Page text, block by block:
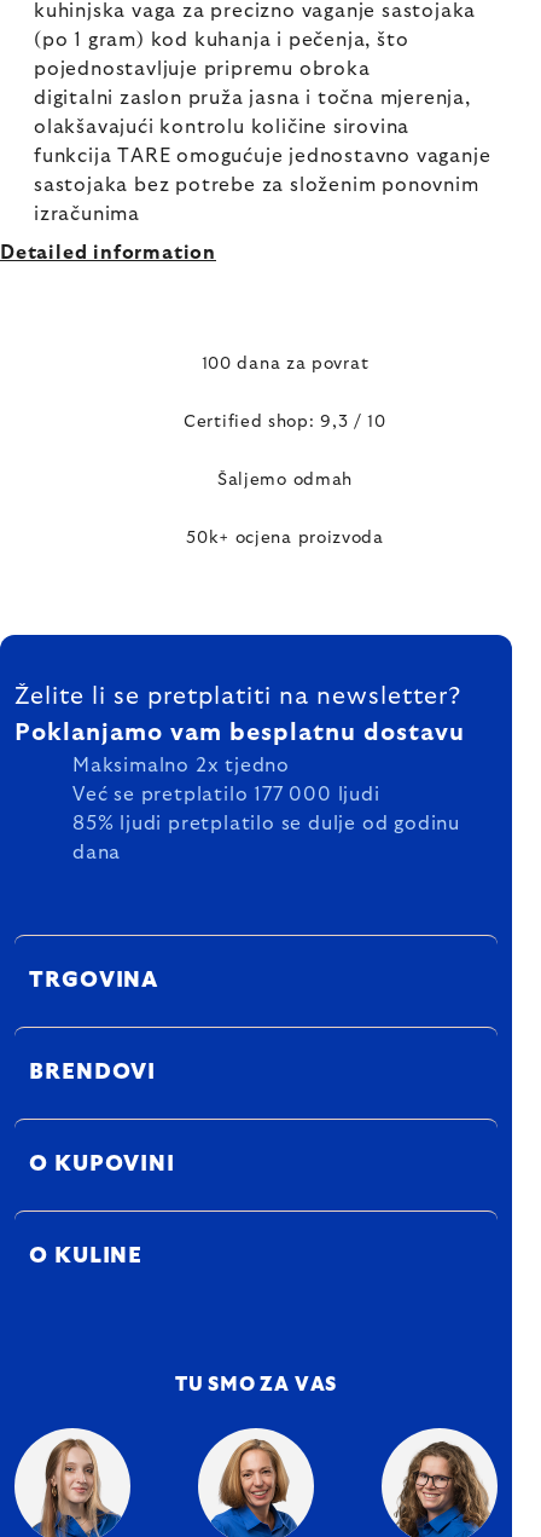
kuhinjska vaga za precizno vaganje sastojaka
(po 1 gram) kod kuhanja i pečenja, što
pojednostavljuje pripremu obroka
digitalni zaslon pruža jasna i točna mjerenja,
olakšavajući kontrolu količine sirovina
funkcija TARE omogućuje jednostavno vaganje
sastojaka bez potrebe za složenim ponovnim
izračunima
Detailed information
100 dana za povrat
Certified shop: 9,3 / 10
Šaljemo odmah
50k+ ocjena proizvoda
FOOTER
Želite li se pretplatiti na newsletter?
Poklanjamo vam besplatnu dostavu
Maksimalno 2x tjedno
Već se pretplatilo 177 000 ljudi
85% ljudi pretplatilo se dulje od godinu
dana
TRGOVINA
BRENDOVI
O KUPOVINI
O KULINE
TU SMO ZA VAS